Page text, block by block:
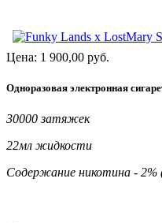
Цена: 1 900,00 руб.
Одноразовая электронная
30000 затяжек
22мл жидкости
Содержание никотина - 2%